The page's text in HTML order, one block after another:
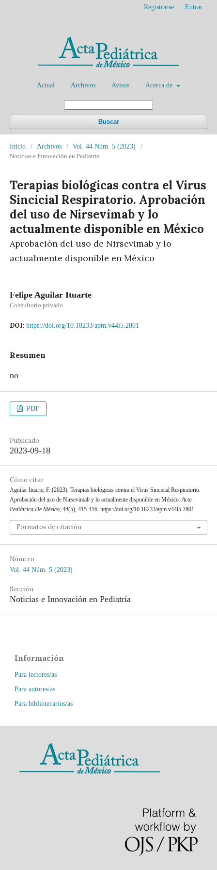
Actual Archivos Avisos Acerca de
Buscar
Registrarse Entrar
Inicio / Archivos / Vol. 44 Núm. 5 (2023)
/
Noticias e Innovación en Pediatría
Terapias biológicas contra el Virus
Sincicial Respiratorio. Aprobación
del uso de Nirsevimab y lo
actualmente disponible en México
Aprobación del uso de Nirsevimab y lo
actualmente disponible en México
Felipe Aguilar Ituarte
Consultorio privado
DOI: https://doi.org/10.18233/apm.v44i5.2801
Resumen
no
PDF
Publicado
2023-09-18
Cómo citar
Aguilar Ituarte, F. (2023). Terapias biológicas contra el Virus Sincicial Respiratorio.
Aprobación del uso de Nirsevimab y lo actualmente disponible en México.Acta
Pediátrica De México, 44(5), 415-416. https://doi.org/10.18233/apm.v44i5.2801
Formatos de citación
Número
Vol. 44 Núm. 5 (2023)
Sección
Noticias e Innovación en Pediatría
Información
Para lectores/as
Para autores/as
Para bibliotecarios/as